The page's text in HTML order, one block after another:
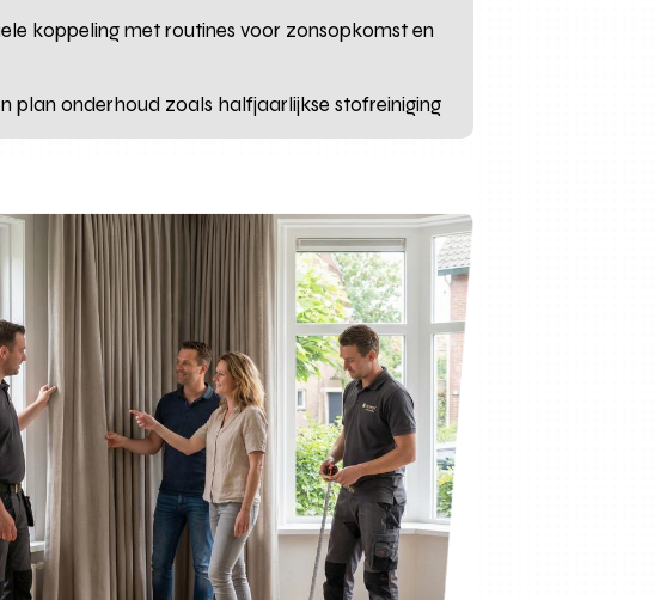
koppeling met routines voor zonsopkomst en
plan onderhoud zoals halfjaarlijkse stofreiniging